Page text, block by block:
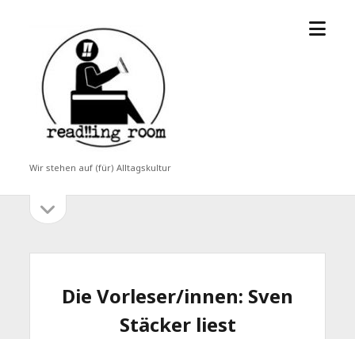
read!!ing
room
Wir stehen auf (für) Alltagskultur
Menü
Seitenleiste
öffnen
Die Vorleser/innen: Sven
Stäcker liest